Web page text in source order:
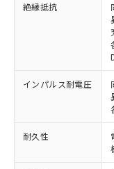
絶縁抵抗
インパルス耐電圧
耐久性
ご利
以下の条件
ご利用くだ
本サ
対応済
非含有に対
対応予定：
有に対応
商品です。
対応予定な
非含有に非
定はありま
調査・確認
非含有の
※1 中国